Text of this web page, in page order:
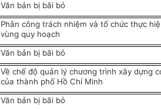
Văn bản bị bãi bỏ
Phân công trách nhiệm và tổ chức thực
vùng quy hoạch
Văn bản bị bãi bỏ
Về chế độ quản lý chương trình xây dựng
của thành phố Hồ Chí Minh
Văn bản bị bãi bỏ